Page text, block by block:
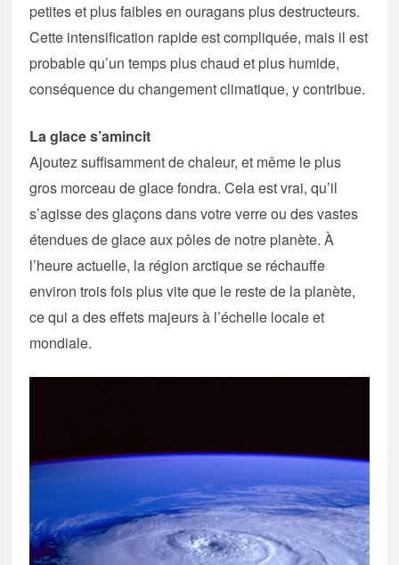
petites et plus faibles en ouragans plus destructeurs.
Cette intensification rapide est compliquée, mais il est
probable qu’un temps plus chaud et plus humide,
conséquence du changement climatique, y contribue.
La glace s’amincit
Ajoutez suffisamment de chaleur, et même le plus
gros morceau de glace fondra. Cela est vrai, qu’il
s’agisse des glaçons dans votre verre ou des vastes
étendues de glace aux pôles de notre planète. À
l’heure actuelle, la région arctique se réchauffe
environ trois fois plus vite que le reste de la planète,
ce qui a des effets majeurs à l’échelle locale et
mondiale.